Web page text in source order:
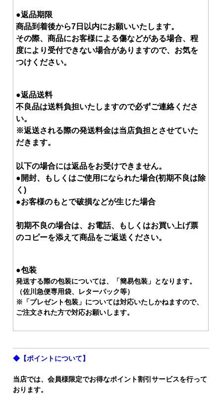
●返品期限
商品到着後から7日以内にお願いいたします。
その際、商品にお客様による傷などがある場合、程
度により受付できない場合がありますので、お気を
つけください。
●返品送料
不良品は送料負担いたしますので必ずご連絡くださ
い。
※返送される際の発送料金は当店負担とさせていた
だきます。
以下の場合には返品をお受けできません。
●開封、もしくはご使用になられた場合(初期不良は除
く)
●お客様のもとで破損などが生じた場合
初期不良の場合は、お電話、もしくはお買い上げ票
のコピーを添えて商品をご返送ください。
●包装
発送する際の包装については、「簡易包装」となります。
（佐川急便専用袋、レターパック等）
※「プレゼント包装」については対応いたしかねますので、
ご注文された方で対応お願いします。
◆【ポイントについて】
当店では、会員様限定でお得なポイント割引サービスを行って
おります。